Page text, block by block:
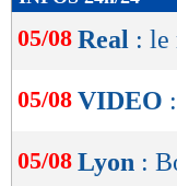
de
lecture
OK
05/08 Real : le
05/08 VIDEO
05/08 Lyon :